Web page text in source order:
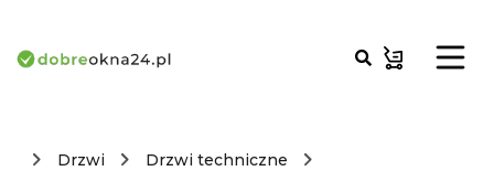
Drzwi Drzwi techniczne